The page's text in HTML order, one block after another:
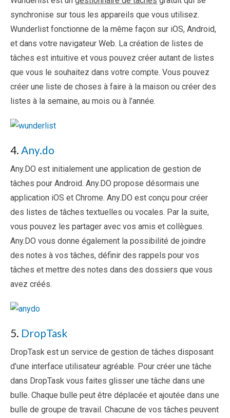
synchronise sur tous les appareils que vous utilisez.
Wunderlist fonctionne de la même façon sur iOS, Android,
et dans votre navigateur Web. La création de listes de
tâches est intuitive et vous pouvez créer autant de listes
que vous le souhaitez dans votre compte. Vous pouvez
créer une liste de choses à faire à la maison ou créer des
listes à la semaine, au mois ou à l’année.
4. Any.do
Any.DO est initialement une application de gestion de
tâches pour Android. Any.DO propose désormais une
application iOS et Chrome. Any.DO est conçu pour créer
des listes de tâches textuelles ou vocales. Par la suite,
vous pouvez les partager avec vos amis et collègues.
Any.DO vous donne également la possibilité de joindre
des notes à vos tâches, définir des rappels pour vos
tâches et mettre des notes dans des dossiers que vous
avez créés.
5. DropTask
DropTask est un service de gestion de tâches disposant
d’une interface utilisateur agréable. Pour créer une tâche
dans DropTask vous faites glisser une tâche dans une
bulle. Chaque bulle peut être déplacée et ajoutée dans une
bulle de groupe de travail. Chacune de vos tâches peuvent